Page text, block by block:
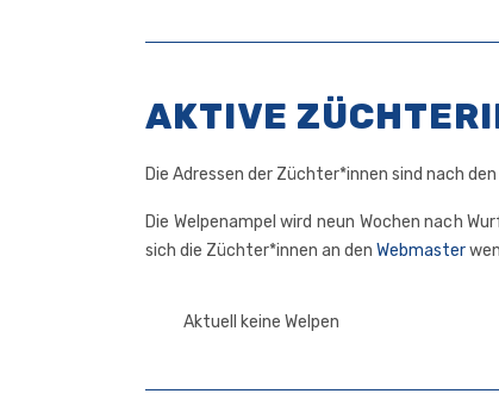
AKTIVE
Die Adres­sen der Züchter*innen sind nach
Die Wel­pen­am­pel wird neun Wochen nach
sich die Züchter*innen an den Web­mas­ter
Aktuell keine Welpen